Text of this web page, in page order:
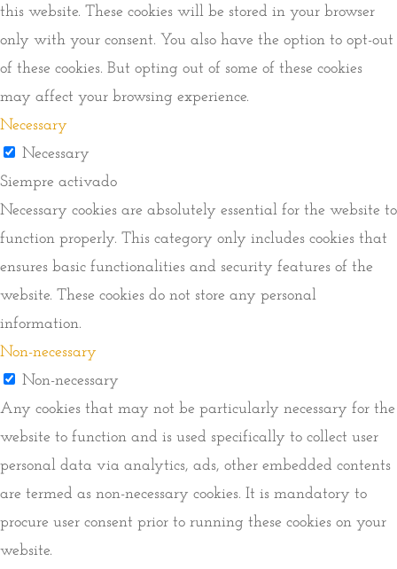
this website. These cookies will be stored in your browser
only with your consent. You also have the option to opt-out
of these cookies. But opting out of some of these cookies
may affect your browsing experience.
Necessary
Necessary
Siempre activado
Necessary cookies are absolutely essential for the website to
function properly. This category only includes cookies that
ensures basic functionalities and security features of the
website. These cookies do not store any personal
information.
Non-necessary
Non-necessary
Any cookies that may not be particularly necessary for the
website to function and is used specifically to collect user
personal data via analytics, ads, other embedded contents
are termed as non-necessary cookies. It is mandatory to
procure user consent prior to running these cookies on your
website.